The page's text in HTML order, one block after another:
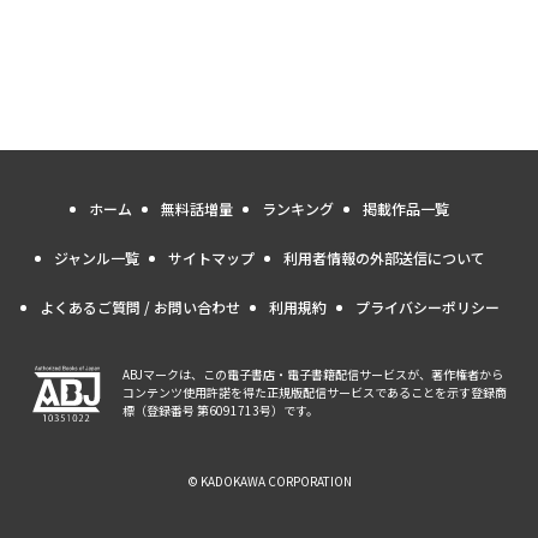
ホーム 無料話増量 ランキング 掲載作品一覧
ジャンル一覧 サイトマップ 利用者情報の外部送信について
よくあるご質問 / お問い合わせ 利用規約 プライバシーポリシー
ABJマークは、この電子書店・電子書籍配信サービスが、著作権者から
コンテンツ使用許諾を得た正規版配信サービスであることを示す登録商
標（登録番号 第6091713号）です。
© KADOKAWA CORPORATION